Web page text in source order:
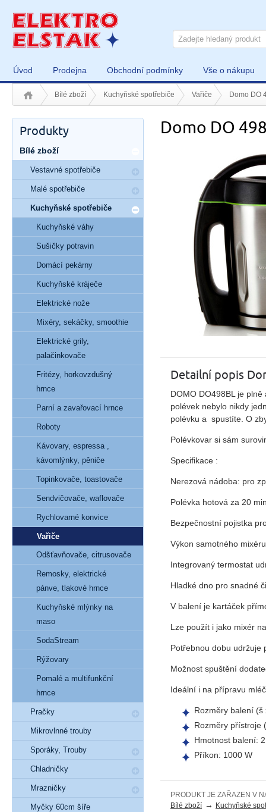
Úvod Prodejna Obchodní podmínky Vše o nákupu
Bílé zboží Kuchyňské spotřebiče Vařiče Domo DO
Domo DO
Detailní popis
DOMO DO498BL je
polévek nebylo nikdy
polévku a spustíte. O
Polévkovar si sám
Specifikace :
Nerezová nádoba: pro
Polévka hotová za 20
Bezpečnostní pojistka
Výkon samotného
Integrovaný termostat
Hladké dno pro snadné
V balení je kartáček
Lze použít i jako mixér
Potřebnou dobu udržuje
Možnost spuštění
Ideální i na přípravu
Rozměry balení
Rozměry přístroje
Hmotnost balení:
Příkon: 1000 W
PRODUKT JE ZAŘAZEN V
Bílé zboží → Kuchyňské
Produkty
Bílé zboží
Vestavné spotřebiče
Malé spotřebiče
Kuchyňské spotřebiče
Kuchyňské váhy
Sušičky potravin
Domácí pekárny
Kuchyňské kráječe
Elektrické nože
Mixéry, sekáčky, smoothie
Elektrické grily,
palačinkovače
Fritézy, horkovzdušný
hrnce
Parní a zavařovací hrnce
Roboty
Kávovary, espressa ,
kávomlýnky, pěniče
Topinkovače, toastovače
Sendvičovače, waflovače
Rychlovarné konvice
Vařiče
Odšťavňovače, citrusovače
Remosky, elektrické
pánve, tlakové hrnce
Kuchyňské mlýnky na
maso
SodaStream
Rýžovary
Pomalé a multifunkční
hrnce
Pračky
Mikrovlnné trouby
Sporáky, Trouby
Chladničky
Mrazničky
Myčky 60cm šíře